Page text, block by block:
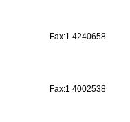
Fax:1 4240658
Fax:1 4002538